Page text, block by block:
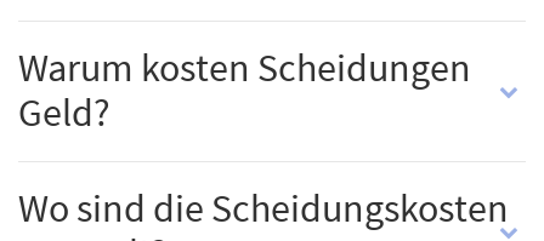
Warum kosten Scheidungen
Geld?
Wo sind die Scheidungskosten